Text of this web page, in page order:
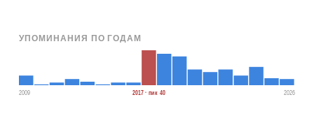
УПОМИНАНИЯ ПО ГОДАМ
2009 2017 · пик 40 2026